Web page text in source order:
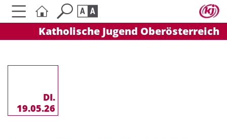
Katholische Jugend Oberösterreich
Schriftgröße
AA
DI.
19.05.26